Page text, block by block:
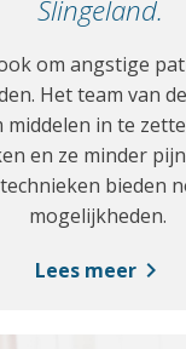
Slingeland.
om angstige
Het team van
middelen in te
en ze minder
bieden
mogelijkheden.
Lees meer chevron_right